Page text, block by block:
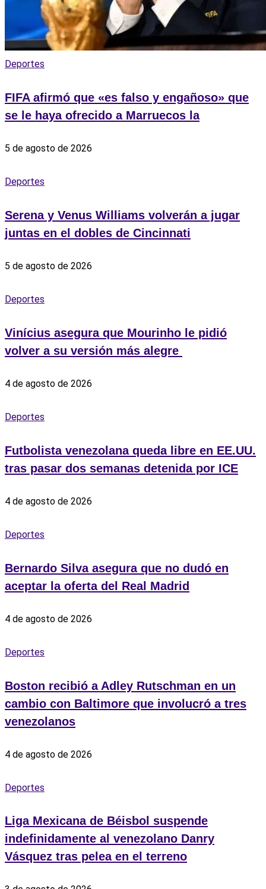
Deportes
FIFA afirmó que «es falso y engañoso» que
se le haya ofrecido a Marruecos la
5 de agosto de 2026
Deportes
Serena y Venus Williams volverán a jugar
juntas en el dobles de Cincinnati
5 de agosto de 2026
Deportes
Vinícius asegura que Mourinho le pidió
volver a su versión más alegre ‎
4 de agosto de 2026
Deportes
Futbolista venezolana queda libre en EE.UU.
tras pasar dos semanas detenida por ICE
4 de agosto de 2026
Deportes
Bernardo Silva asegura que no dudó en
aceptar la oferta del Real Madrid
4 de agosto de 2026
Deportes
Boston recibió a Adley Rutschman en un
cambio con Baltimore que involucró a tres
venezolanos
4 de agosto de 2026
Deportes
Liga Mexicana de Béisbol suspende
indefinidamente al venezolano Danry
Vásquez tras pelea en el terreno